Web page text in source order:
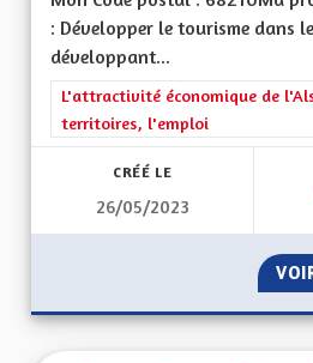
: Développer le tourisme dans
développant...
Filtrer les résultats de la
L'attractivité économique de
territoires, l'emploi
CRÉÉ LE
26/05/2023